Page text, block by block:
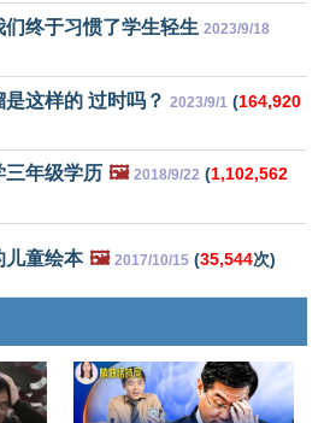
终于习惯了学生轻生 2023/9/18
这样的 过时吗？ 2023/9/1 (164,920
三年级学历 🖼️ 2018/9/22 (1,102,562
儿童绘本 🖼️ 2017/10/15 (35,544次)